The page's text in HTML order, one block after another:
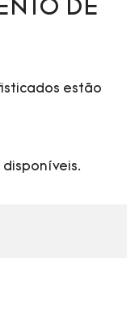
DE
estão